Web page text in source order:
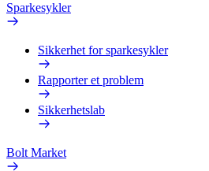
Sparkesykler
Sikkerhet for sparkesykler
Rapporter et problem
Sikkerhetslab
Bolt Market